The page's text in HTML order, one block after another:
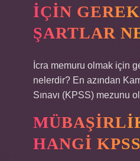
IÇIN
ŞARTLAR
İcra memuru olmak için
nelerdir? En azından
Sınavı (KPSS) mezunu
HANGI